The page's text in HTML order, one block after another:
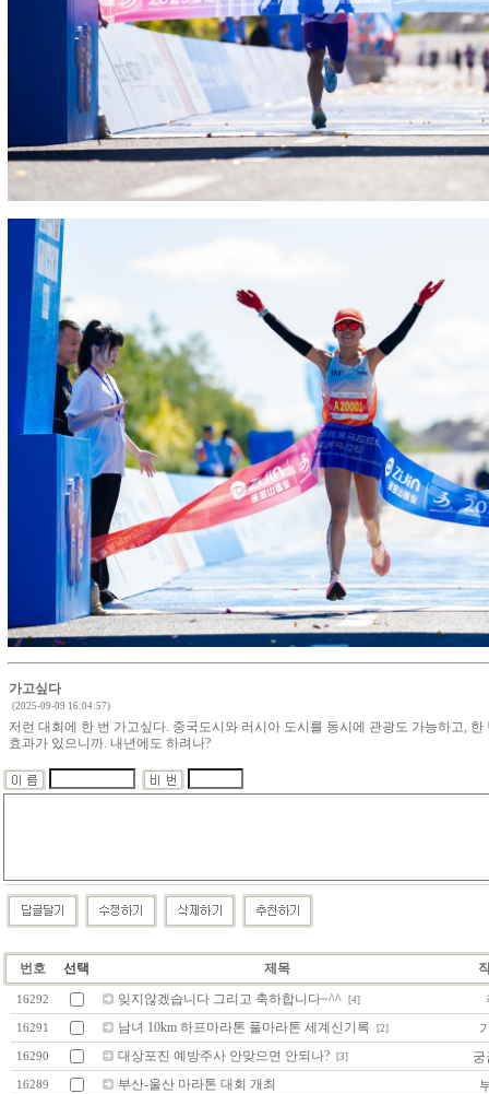
가고싶다
(2025-09-09 16:04:57)
저런 대회에 한 번 가고싶다. 중국도시와 러시아 도시를 동시에 관광도 가능하고, 한
효과가 있으니까. 내년에도 하려나?
번호 선택 제목
16292 잊지않겠습니다 그리고 축하합니다~^^ [4]
16291 남녀 10km 하프마라톤 풀마라톤 세계신기록 [2]
16290 대상포진 예방주사 안맞으면 안되나? [3] 궁
16289 부산-울산 마라톤 대회 개최